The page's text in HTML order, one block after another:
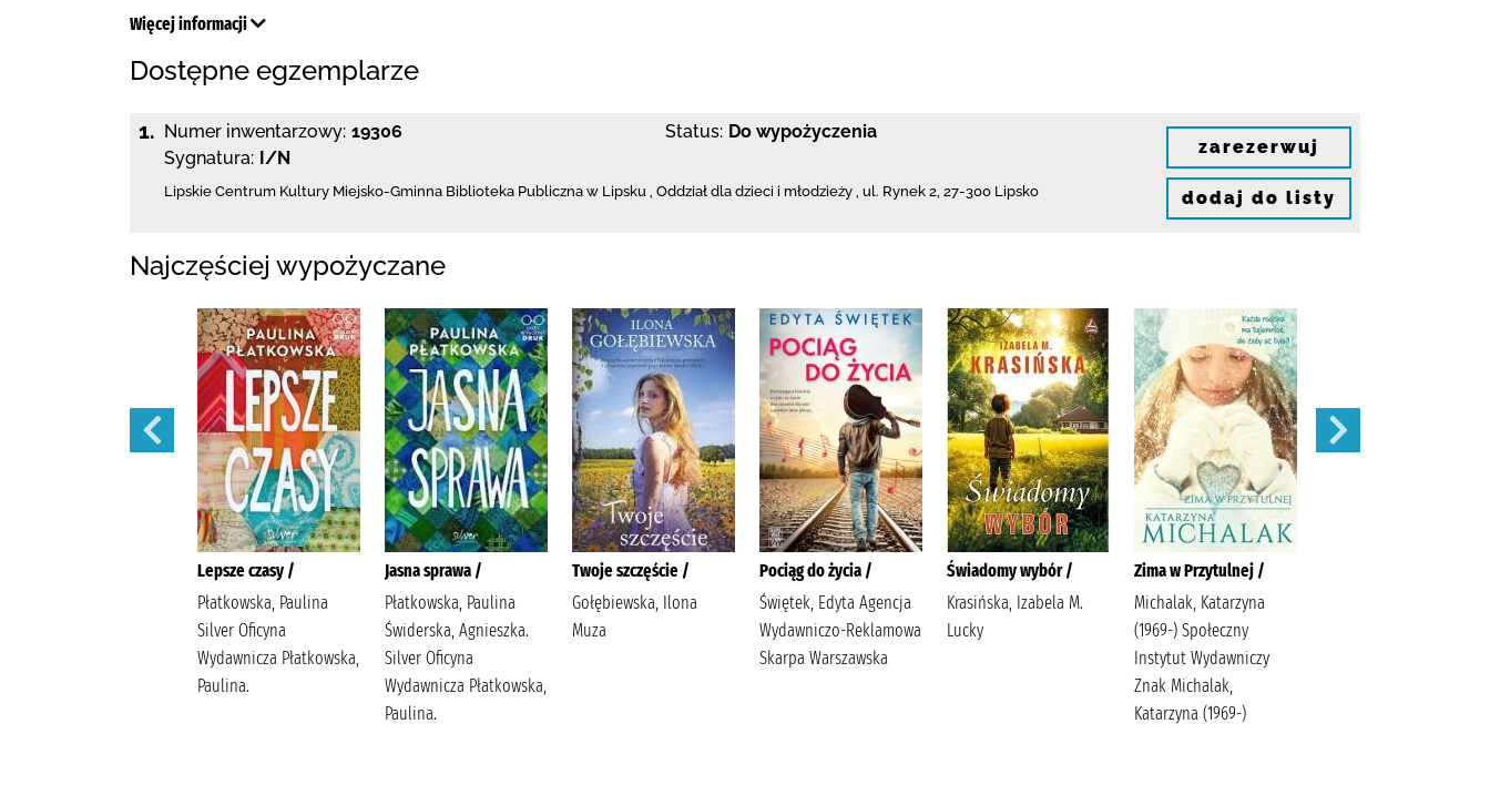
Więcej informacji
Dostępne egzemplarze
1. Numer inwentarzowy: 19306
Sygnatura: I/N
Status: Do wypożyczenia
Lipskie Centrum Kultury Miejsko-Gminna Biblioteka Publiczna w Lipsku , Oddział dla dzieci i młodzieży , ul. Rynek 2, 27-300 Lipsko
zarezerwuj
dodaj do listy
Najczęściej wypożyczane
Lepsze czasy /
Płatkowska, Paulina
Silver Oficyna
Wydawnicza Płatkowska,
Paulina.
Jasna sprawa /
Płatkowska, Paulina
Świderska, Agnieszka.
Silver Oficyna
Wydawnicza Płatkowska,
Paulina.
Twoje szczęście /
Gołębiewska, Ilona
Muza
Pociąg do życia /
Świętek, Edyta Agencja
Wydawniczo-Reklamowa
Skarpa Warszawska
Świadomy wybór /
Krasińska, Izabela M.
Lucky
Zima w Przytulnej /
Michalak, Katarzyna
(1969-) Społeczny
Instytut Wydawniczy
Znak Michalak,
Katarzyna (1969-)